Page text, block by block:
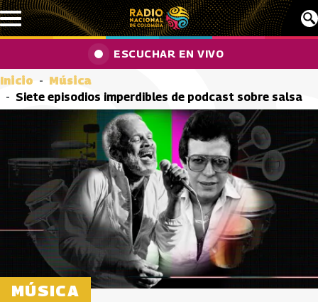
Pasar al contenido principal
ESCUCHAR EN VIVO
Inicio
Música
Siete episodios imperdibles de podcast sobre salsa
MÚSICA